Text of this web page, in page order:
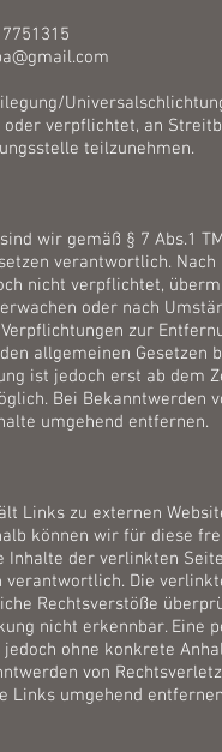
verpflichtet, an
teilzunehmen.
wir gemäß § 7 Abs.1
verantwortlich.
nicht verpflichtet,
oder nach
zur
allgemeinen Gesetzen
ist jedoch erst ab dem
Bei Bekanntwerden
umgehend entfernen.
Links zu externen
können wir für diese
Inhalte der verlinkten
verantwortlich. Die
Rechtsverstöße
nicht erkennbar. Eine
ohne konkrete
von
Links umgehend